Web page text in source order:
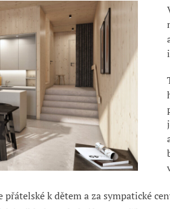
k dětem a za sympatické